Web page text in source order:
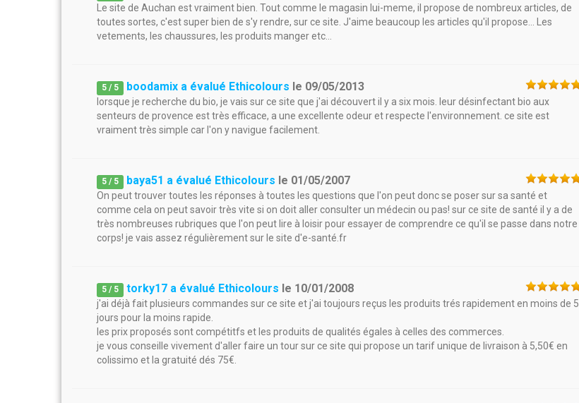
Le site de Auchan est vraiment bien. Tout comme le magasin lui-meme, il propose de nombreux articles, de
toutes sortes, c'est super bien de s'y rendre, sur ce site. J'aime beaucoup les articles qu'il propose... Les
vetements, les chaussures, les produits manger etc...
5 / 5 boodamix a évalué Ethicolours le 09/05/2013
lorsque je recherche du bio, je vais sur ce site que j'ai découvert il y a six mois. leur désinfectant bio aux
senteurs de provence est très efficace, a une excellente odeur et respecte l'environnement. ce site est
vraiment très simple car l'on y navigue facilement.
5 / 5 baya51 a évalué Ethicolours le 01/05/2007
On peut trouver toutes les réponses à toutes les questions que l'on peut donc se poser sur sa santé et
comme cela on peut savoir très vite si on doit aller consulter un médecin ou pas! sur ce site de santé il y a de
très nombreuses rubriques que l'on peut lire à loisir pour essayer de comprendre ce qu'il se passe dans notre
corps! je vais assez régulièrement sur le site d'e-santé.fr
5 / 5 torky17 a évalué Ethicolours le 10/01/2008
j'ai déjà fait plusieurs commandes sur ce site et j'ai toujours reçus les produits trés rapidement en moins de 5
jours pour la moins rapide.
les prix proposés sont compétitfs et les produits de qualités égales à celles des commerces.
je vous conseille vivement d'aller faire un tour sur ce site qui propose un tarif unique de livraison à 5,50€ en
colissimo et la gratuité dés 75€.